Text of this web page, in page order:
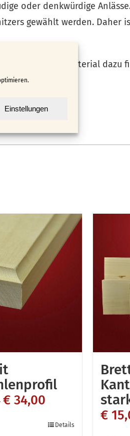
Einstellungen
oder denkwürdige
gewählt werden. Daher
das benötigte Material dazu
€ 34,00
Details
€